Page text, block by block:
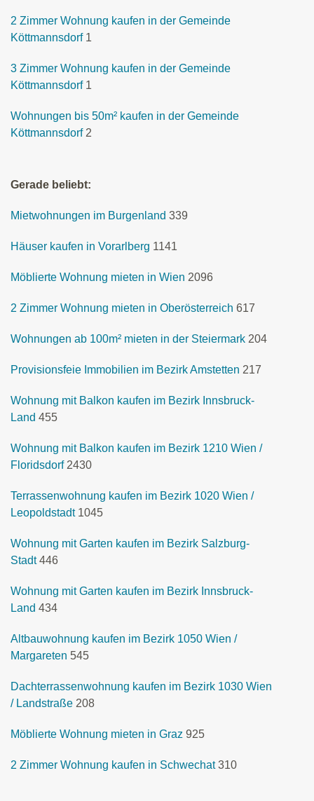
2 Zimmer Wohnung kaufen in der Gemeinde
Köttmannsdorf 1
3 Zimmer Wohnung kaufen in der Gemeinde
Köttmannsdorf 1
Wohnungen bis 50m² kaufen in der Gemeinde
Köttmannsdorf 2
Gerade beliebt:
Mietwohnungen im Burgenland 339
Häuser kaufen in Vorarlberg 1141
Möblierte Wohnung mieten in Wien 2096
2 Zimmer Wohnung mieten in Oberösterreich 617
Wohnungen ab 100m² mieten in der Steiermark 204
Provisionsfeie Immobilien im Bezirk Amstetten 217
Wohnung mit Balkon kaufen im Bezirk Innsbruck-
Land 455
Wohnung mit Balkon kaufen im Bezirk 1210 Wien /
Floridsdorf 2430
Terrassenwohnung kaufen im Bezirk 1020 Wien /
Leopoldstadt 1045
Wohnung mit Garten kaufen im Bezirk Salzburg-
Stadt 446
Wohnung mit Garten kaufen im Bezirk Innsbruck-
Land 434
Altbauwohnung kaufen im Bezirk 1050 Wien /
Margareten 545
Dachterrassenwohnung kaufen im Bezirk 1030 Wien
/ Landstraße 208
Möblierte Wohnung mieten in Graz 925
2 Zimmer Wohnung kaufen in Schwechat 310